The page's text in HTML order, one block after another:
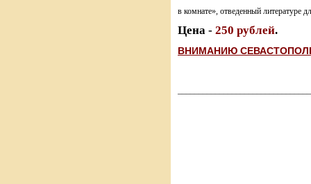
в комнате», отведенный литературе
Цена - 250 рублей.
ВНИМАНИЮ